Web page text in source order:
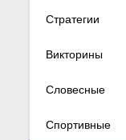
Стратегии
Викторины
Словесные
Спортивные